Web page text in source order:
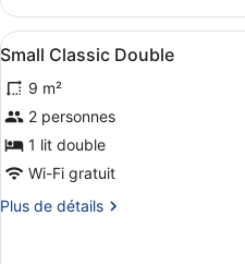
le
type
de
Suite
Jaccuzzi
Afficher
toutes
les
photos
pour
ce
de
5
Small Classic Double
9 m²
2 personnes
1 lit double
Wi-Fi gratuit
Plus de détails
Plus